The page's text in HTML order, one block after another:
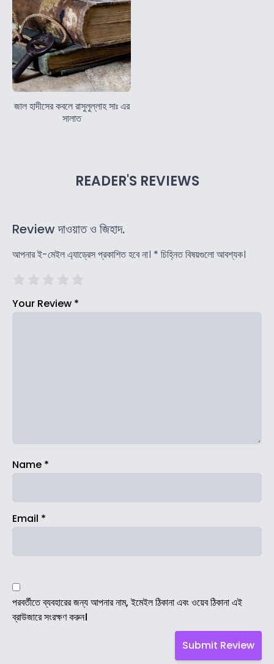
জাল হাদীসের কবলে রাসুলুল্লাহ সাঃ এর
সালাত
READER'S REVIEWS
Review দাওয়াত ও জিহাদ.
আপনার ই-মেইল এ্যাড্রেস প্রকাশিত হবে না। * চিহ্নিত বিষয়গুলো আবশ্যক।
Your Review *
Name *
Email *
পরবর্তীতে ব্যবহারের জন্য আপনার নাম, ইমেইল ঠিকানা এবং ওয়েব ঠিকানা এই
ব্রাউজারে সংরক্ষণ করুন।